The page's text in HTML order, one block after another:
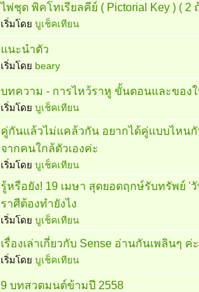
ไพ่ชุด พิคโทเรียลคีย์ ( Pictorial Key ) ( 2
เริ่มโดย บูเช็คเทียน
แนะนำตัว
เริ่มโดย beary
บทความ - การไหว้ราหู ขั้นตอนและของ
เริ่มโดย บูเช็คเทียน
คู่กันแล้วไม่แคล้วกัน อยากได้คู่แบบไหนกั
จากคนใกล้ตัวเองค่ะ
เริ่มโดย บูเช็คเทียน
รู้หรือยัง! 19 เมษา สุดยอดฤกษ์รับทรัพย์ '
ราศีต้องทำยังไง
เริ่มโดย บูเช็คเทียน
เรื่องเล่าเกี่ยวกับ Sense อ่านกันเพลินๆ ค่ะ
เริ่มโดย บูเช็คเทียน
9 บทสวดมนต์ข้ามปี 2558